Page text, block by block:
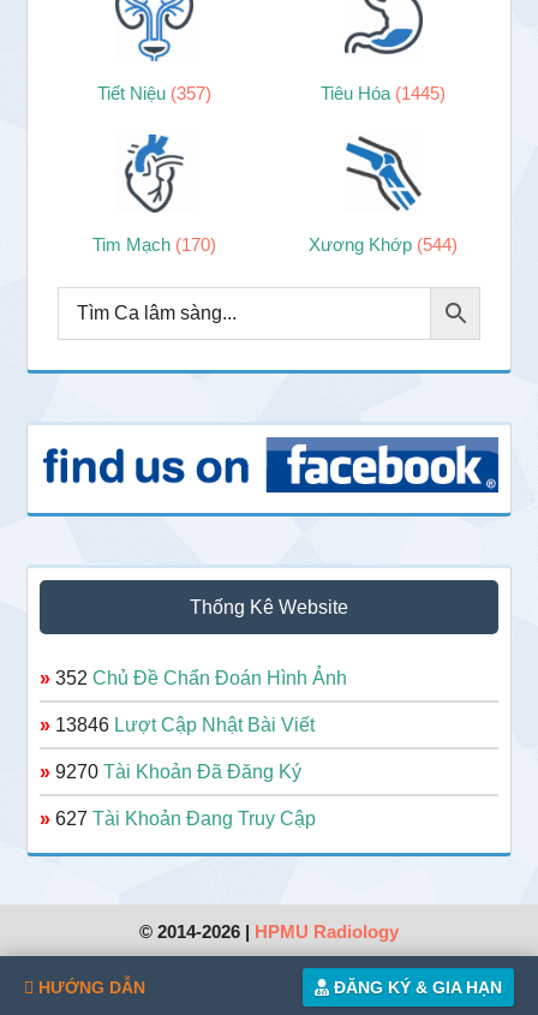
Tiết Niệu (357) Tiêu Hóa (1445)
Tim Mạch (170) Xương Khớp (544)
Thống Kê Website
» 352Chủ Đề Chẩn Đoán Hình Ảnh
» 13846 Lượt Cập Nhật Bài Viết
» 9270Tài Khoản Đã Đăng Ký
» 627Tài Khoản Đang Truy Cập
© 2014-2026 | HPMU Radiology
HƯỚNG DẪN ĐĂNG KÝ & GIA HẠN